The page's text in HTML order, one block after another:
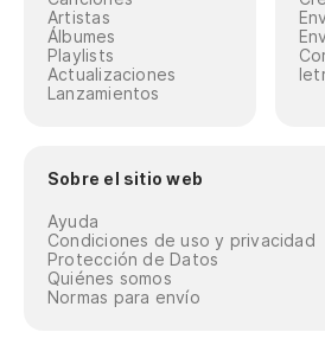
Artistas
Álbumes
Playlists
Actualizaciones
Lanzamientos
Sobre el sitio web
Ayuda
Condiciones de uso y privacidad
Protección de Datos
Quiénes somos
Normas para envío